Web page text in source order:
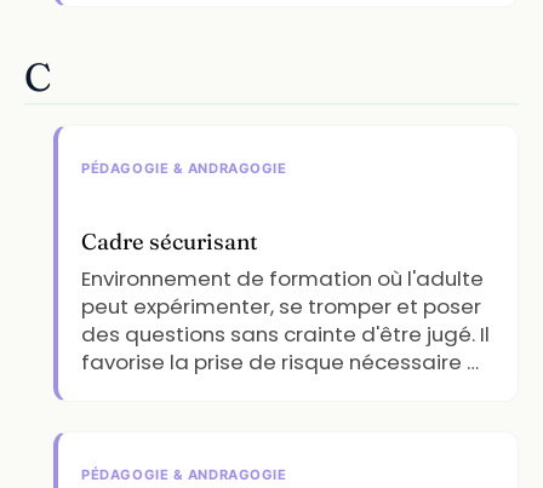
C
PÉDAGOGIE & ANDRAGOGIE
Cadre sécurisant
Environnement de formation où l'adulte
peut expérimenter, se tromper et poser
des questions sans crainte d'être jugé. Il
favorise la prise de risque nécessaire …
PÉDAGOGIE & ANDRAGOGIE